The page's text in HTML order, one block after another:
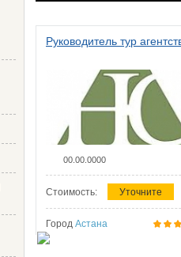
Руководитель тур
00.00.0000
Стоимость: Уточните
Город Астана